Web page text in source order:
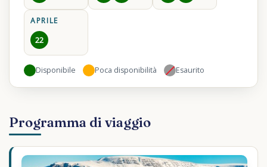
APRILE
22
Disponibile Poca disponibilità Esaurito
Programma di viaggio